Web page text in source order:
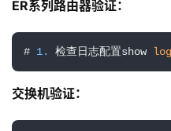
ER系列路由器验证：
# 1. 检查日志配置show log
交换机验证：